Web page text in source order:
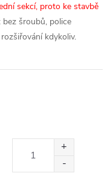
sekcí, proto ke stavbě
bez šroubů, police
kdykoliv.